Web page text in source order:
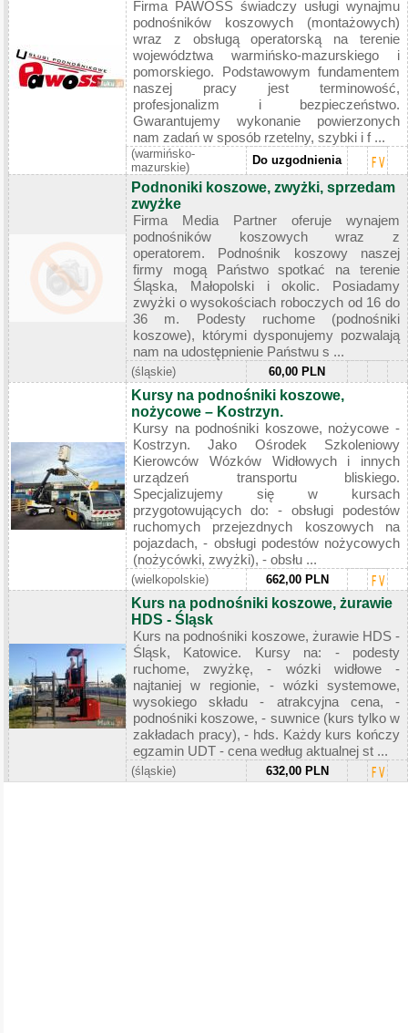
Firma PAWOSS świadczy usługi wynajmu
podnośników koszowych (montażowych)
wraz z obsługą operatorską na terenie
województwa warmińsko-mazurskiego i
pomorskiego. Podstawowym fundamentem
naszej pracy jest terminowość,
profesjonalizm i bezpieczeństwo.
Gwarantujemy wykonanie powierzonych
nam zadań w sposób rzetelny, szybki i f ...
(warmińsko-
mazurskie)
Do uzgodnienia
Podnoniki koszowe, zwyżki, sprzedam
zwyżke
Firma Media Partner oferuje wynajem
podnośników koszowych wraz z
operatorem. Podnośnik koszowy naszej
firmy mogą Państwo spotkać na terenie
Śląska, Małopolski i okolic. Posiadamy
zwyżki o wysokościach roboczych od 16 do
36 m. Podesty ruchome (podnośniki
koszowe), którymi dysponujemy pozwalają
nam na udostępnienie Państwu s ...
(śląskie) 60,00 PLN
Kursy na podnośniki koszowe,
nożycowe – Kostrzyn.
Kursy na podnośniki koszowe, nożycowe -
Kostrzyn. Jako Ośrodek Szkoleniowy
Kierowców Wózków Widłowych i innych
urządzeń transportu bliskiego.
Specjalizujemy się w kursach
przygotowujących do: - obsługi podestów
ruchomych przejezdnych koszowych na
pojazdach, - obsługi podestów nożycowych
(nożycówki, zwyżki), - obsłu ...
(wielkopolskie) 662,00 PLN
Kurs na podnośniki koszowe, żurawie
HDS - Śląsk
Kurs na podnośniki koszowe, żurawie HDS -
Śląsk, Katowice. Kursy na: - podesty
ruchome, zwyżkę, - wózki widłowe -
najtaniej w regionie, - wózki systemowe,
wysokiego składu - atrakcyjna cena, -
podnośniki koszowe, - suwnice (kurs tylko w
zakładach pracy), - hds. Każdy kurs kończy
egzamin UDT - cena według aktualnej st ...
(śląskie) 632,00 PLN